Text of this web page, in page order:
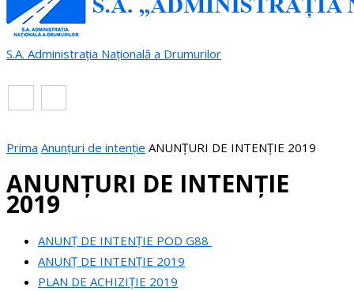
S.A. Administrația Națională a Drumurilor
Prima Anunțuri de intenție ANUNȚURI DE INTENȚIE 2019
ANUNȚURI DE INTENȚIE
2019
ANUNȚ DE INTENȚIE POD G88
ANUNȚ DE INTENȚIE 2019
PLAN DE ACHIZIȚIE 2019